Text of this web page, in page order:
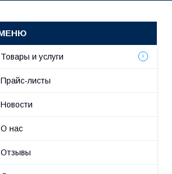
Товары и услуги
Прайс-листы
Новости
О нас
Отзывы